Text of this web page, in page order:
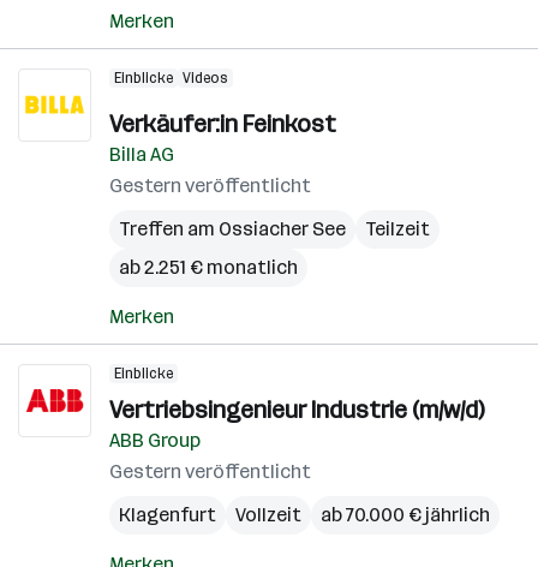
Merken
Einblicke Videos
Verkäufer:in Feinkost
Billa AG
Gestern veröffentlicht
Treffen am Ossiacher See
Teilzeit
ab 2.251 € monatlich
Merken
Einblicke
Vertriebsingenieur Industrie (m/w/d)
ABB Group
Gestern veröffentlicht
Klagenfurt
Vollzeit ab 70.000 € jährlich